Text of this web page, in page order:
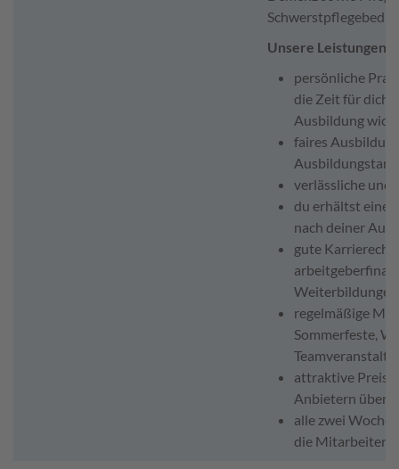
Unsere Leistungen:
persönliche
die Zeit für dich
Ausbildung
faires
verlässliche und
du erhältst eine
nach deiner
gute
Weiterbildungen
regelmäßige
Sommerfeste,
attraktive
Anbietern über
alle zwei
die Mitarbeiter